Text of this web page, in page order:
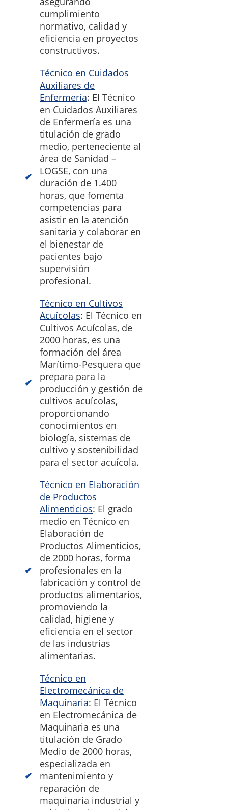
cumplimiento
normativo, calidad y
eficiencia en proyectos
constructivos.
Técnico en Cuidados
Auxiliares de
Enfermería: El Técnico
en Cuidados Auxiliares
de Enfermería es una
titulación de grado
medio, perteneciente al
área de Sanidad –
LOGSE, con una
duración de 1.400
horas, que fomenta
competencias para
asistir en la atención
sanitaria y colaborar en
el bienestar de
pacientes bajo
supervisión
profesional.
Técnico en Cultivos
Acuícolas: El Técnico en
Cultivos Acuícolas, de
2000 horas, es una
formación del área
Marítimo-Pesquera que
prepara para la
producción y gestión de
cultivos acuícolas,
proporcionando
conocimientos en
biología, sistemas de
cultivo y sostenibilidad
para el sector acuícola.
Técnico en Elaboración
de Productos
Alimenticios: El grado
medio en Técnico en
Elaboración de
Productos Alimenticios,
de 2000 horas, forma
profesionales en la
fabricación y control de
productos alimentarios,
promoviendo la
calidad, higiene y
eficiencia en el sector
de las industrias
alimentarias.
Técnico en
Electromecánica de
Maquinaria: El Técnico
en Electromecánica de
Maquinaria es una
titulación de Grado
Medio de 2000 horas,
especializada en
mantenimiento y
reparación de
maquinaria industrial y